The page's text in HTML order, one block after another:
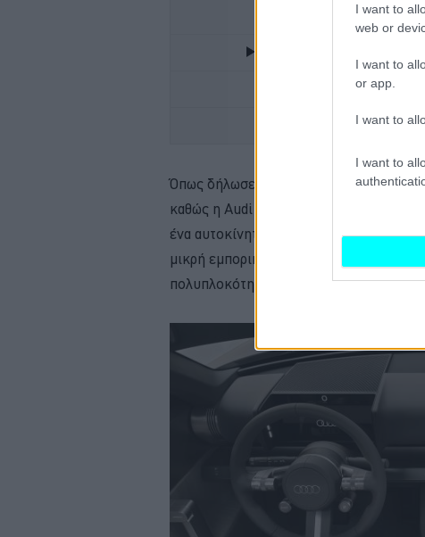
I want to
web or
I want to
or app.
I want to
I want to
FORD
Ο ΑΠΟΛΥΤΟΣ
ALFA ROMEO
Όπως δήλωσε, το συγκεκριμένο
καθώς η Audi
ένα αυτοκίνητο με σχετικά
μικρή εμπορική κλίμακα του project
πολυπλοκότητα που θα απαιτούσε η